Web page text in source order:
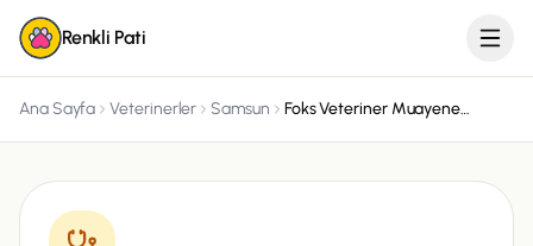
Renkli Pati
Ana Sayfa Veterinerler Samsun Foks Veteriner Muayenehanesi